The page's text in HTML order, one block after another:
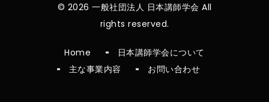
© 2026 一般社団法人 日本講師学会 All
rights reserved.
Home
日本講師学会について
主な事業内容
お問い合わせ